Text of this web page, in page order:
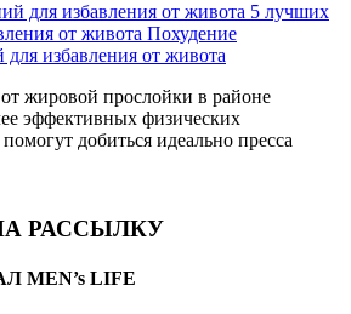
5 лучших
от живота Похудение
избавления от живота
жировой прослойки в районе
эффективных физических
добиться идеально пресса
РАССЫЛКУ
LIFE